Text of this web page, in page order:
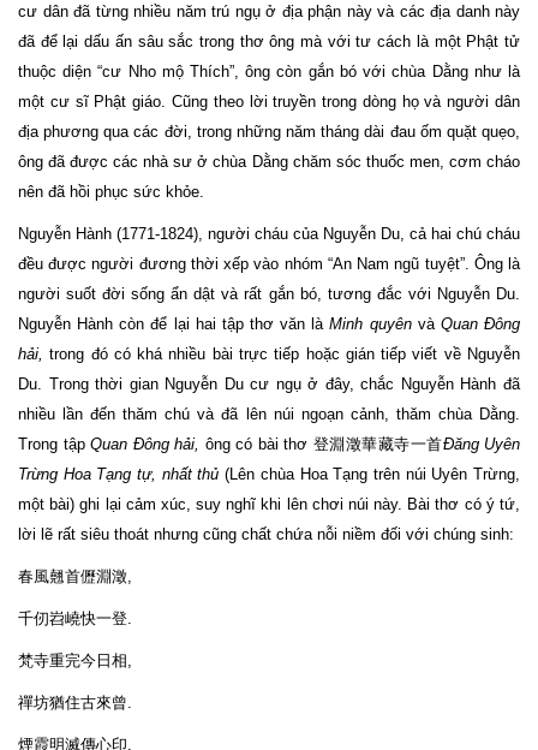
cư dân đã từng nhiều năm trú ngụ ở địa phận này và các địa danh này
đã để lại dấu ấn sâu sắc trong thơ ông mà với tư cách là một Phật tử
thuộc diện “cư Nho mộ Thích”, ông còn gắn bó với chùa Dằng như là
một cư sĩ Phật giáo. Cũng theo lời truyền trong dòng họ và người dân
địa phương qua các đời, trong những năm tháng dài đau ốm quặt quẹo,
ông đã được các nhà sư ở chùa Dằng chăm sóc thuốc men, cơm cháo
nên đã hồi phục sức khỏe.
Nguyễn Hành (1771-1824), người cháu của Nguyễn Du, cả hai chú cháu
đều được người đương thời xếp vào nhóm “An Nam ngũ tuyệt”. Ông là
người suốt đời sống ẩn dật và rất gắn bó, tương đắc với Nguyễn Du.
Nguyễn Hành còn để lại hai tập thơ văn làMinh quyên và Quan Đông
hải, trong đó có khá nhiều bài trực tiếp hoặc gián tiếp viết về Nguyễn
Du. Trong thời gian Nguyễn Du cư ngụ ở đây, chắc Nguyễn Hành đã
nhiều lần đến thăm chú và đã lên núi ngoạn cảnh, thăm chùa Dằng.
Trong tập Quan Đông hải, ông có bài thơ 登淵澂華藏寺一首Đăng Uyên
Trừng Hoa Tạng tự, nhất thủ(Lên chùa Hoa Tạng trên núi Uyên Trừng,
một bài) ghi lại cảm xúc, suy nghĩ khi lên chơi núi này. Bài thơ có ý tứ,
lời lẽ rất siêu thoát nhưng cũng chất chứa nỗi niềm đối với chúng sinh:
春風翹首儮淵澂,
千仞岧嶢快一登.
梵寺重完今日相,
禪坊猶住古來曾.
煙霞明滅傳心印,